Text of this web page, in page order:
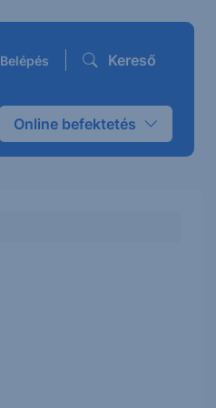
Belépés Kereső
Online befektetés